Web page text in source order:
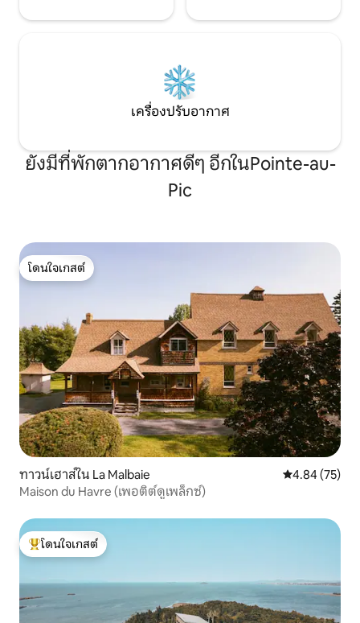
เครื่องปรับอากาศ
ยังมีที่พักตากอากาศดีๆ อีกในPointe-au-
Pic
โดนใจเกสต์
โดนใจเกสต์
ทาวน์เฮาส์ใน La Malbaie คะแนนเฉลี่ย
4.84 (75)
Maison du Havre (เพอติต์ดูเพล็กซ์)
โดนใจเกสต์ที่สุด
โดนใจเกสต์